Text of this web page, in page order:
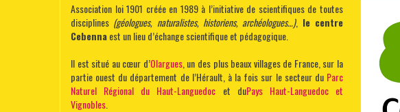
Association loi 1901 créée en 1989 à l’initiative de scientifiques de toutes
disciplines (géologues, naturalistes, historiens, archéologues…), le centre
Cebennaest un lieu d’échange scientifique et pédagogique.
Il est situé au cœur d’Olargues, un des plus beaux villages de France, sur la
partie ouest du département de l’Hérault, à la fois sur le secteur du Parc
Naturel Régional du Haut-Languedoc et duPays Haut-Languedoc et
Vignobles